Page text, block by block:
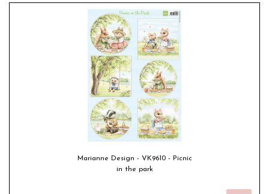
Marianne Design - VK9610 - Picnic
in the park